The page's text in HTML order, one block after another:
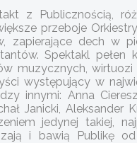
z Publicznością,
przeboje
zapierające dech w
Spektakl pełen
muzycznych,
występujący w
innymi: Anna
Janicki, Aleksander
jedynej takiej,
i bawią Publikę